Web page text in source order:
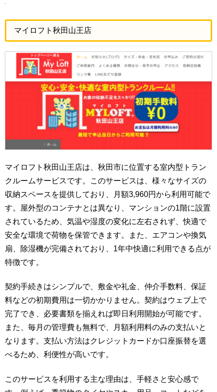
マイロフト秋田山王店
マイロフト秋田山王店は、秋田市に位置する室内型トラン
クルームサービスです。このサービスは、様々なサイズの
収納スペースを提供しており、月額3,960円から利用可能で
す。屋外型のコンテナとは異なり、マンションの1階に設置
されているため、気温や湿度の変化に左右されず、快適で
安全な環境で荷物を保管できます。また、エアコンや換気
扇、除湿機が完備されており、1年中快適に利用できる点が
特徴です。
契約手続きはシンプルで、敷金や礼金、仲介手数料、保証
料などの初期費用は一切かかりません。契約はウェブ上で
完了でき、必要書類を揃えれば即日利用開始が可能です。
また、毎月の管理費も無料で、月額利用料のみの支払いと
なります。支払い方法はクレジットカードか口座振替を選
べるため、利便性が高いです。
このサービスを利用する主な理由は、手軽さと安心感で